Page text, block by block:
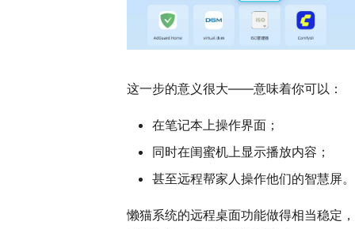
这一步的意义很大——意味着你可以：
在笔记本上操作界面；
同时在闺蜜机上显示播放内容；
甚至远程帮家人操作他们的智慧屏。
懒猫系统的远程桌面功能做得相当稳定，